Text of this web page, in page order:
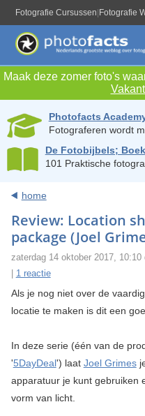
Fotografie Cursussen Fotografie
Maak deze zomer foto's
Photofacts
Fotograferen wordt
De Fotobijbels;
101 Praktische
home
Review: Location
package (Joel
zaterdag 14 oktober 2017, 10:10
1 reactie
Als je nog niet over de
locatie te maken is dit een
In deze serie (één van de
'5DayDeal') laat Joel Grimes
apparatuur je kunt gebruiken
vorm van licht.